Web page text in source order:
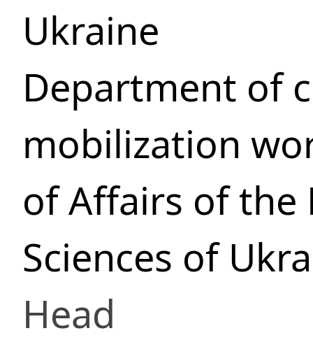
Ukraine
Department of
mobilization
of Affairs of the
Sciences of
Head